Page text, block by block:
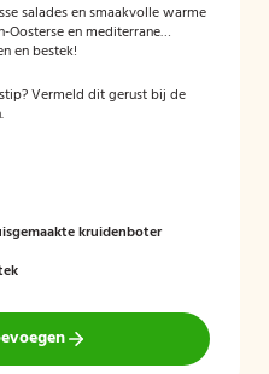
salades en smaakvolle warme
en mediterrane
en bestek!
Vermeld dit gerust bij de
kruidenboter